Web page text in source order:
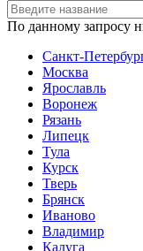
По данному запросу
Санкт-
Москва
Ярославль
Воронеж
Рязань
Липецк
Тула
Курск
Тверь
Брянск
Иваново
Владимир
Калуга